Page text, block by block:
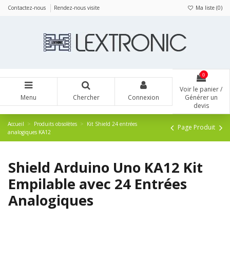
Contactez-nous Rendez-nous visite Ma liste (0)
Menu Chercher Connexion
0
Voir le panier /
Générer un
devis
Accueil Produits obsolètes
Kit Shield 24 entrées
analogiques KA12
Page Produit
Shield Arduino Uno KA12 Kit
Empilable avec 24 Entrées
Analogiques
Panneau de gestion des cookies